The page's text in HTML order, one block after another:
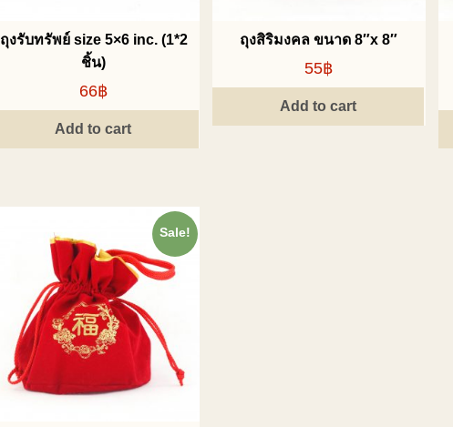
ถุงรับทรัพย์ size 5×6 inc. (1*2
ชิ้น)
66฿
Add to cart
ถุงสิริมงคล ขนาด 8″x 8″
55฿
Add to cart
Sale!